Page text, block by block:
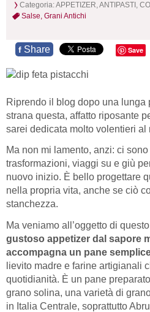
Categoria:APPETIZER, ANTIPASTI,
Salse, Grani Antichi
f Share Save
Riprendo il blog dopo una lunga
strana questa, affatto riposante
sarei dedicata molto volentieri al
Ma non mi lamento, anzi: ci
trasformazioni, viaggi su e giù
nuovo inizio. È bello progettare
nella propria vita, anche se ciò
stanchezza.
Ma veniamo all’oggetto di
gustoso appetizer dal sapore
accompagna un pane
lievito madre e farine artigianali
quotidianità. È un pane
grano solina, una varietà di
in Italia Centrale, soprattutto